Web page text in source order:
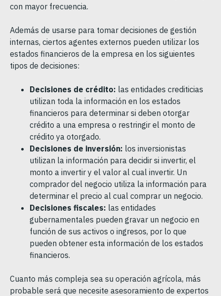
con mayor frecuencia.
Además de usarse para tomar decisiones de gestión
internas, ciertos agentes externos pueden utilizar los
estados financieros de la empresa en los siguientes
tipos de decisiones:
Decisiones de crédito: las entidades crediticias
utilizan toda la información en los estados
financieros para determinar si deben otorgar
crédito a una empresa o restringir el monto de
crédito ya otorgado.
Decisiones de inversión: los inversionistas
utilizan la información para decidir si invertir, el
monto a invertir y el valor al cual invertir. Un
comprador del negocio utiliza la información para
determinar el precio al cual comprar un negocio.
Decisiones fiscales: las entidades
gubernamentales pueden gravar un negocio en
función de sus activos o ingresos, por lo que
pueden obtener esta información de los estados
financieros.
Cuanto más compleja sea su operación agrícola, más
probable será que necesite asesoramiento de expertos